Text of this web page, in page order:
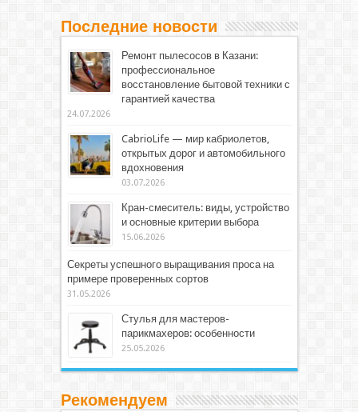
Последние новости
Ремонт пылесосов в Казани:
профессиональное
восстановление бытовой техники с
гарантией качества
24.07.2026
CabrioLife — мир кабриолетов,
открытых дорог и автомобильного
вдохновения
03.07.2026
Кран-смеситель: виды, устройство
и основные критерии выбора
15.06.2026
Секреты успешного выращивания проса на
примере проверенных сортов
31.05.2026
Стулья для мастеров-
парикмахеров: особенности
25.05.2026
Рекомендуем